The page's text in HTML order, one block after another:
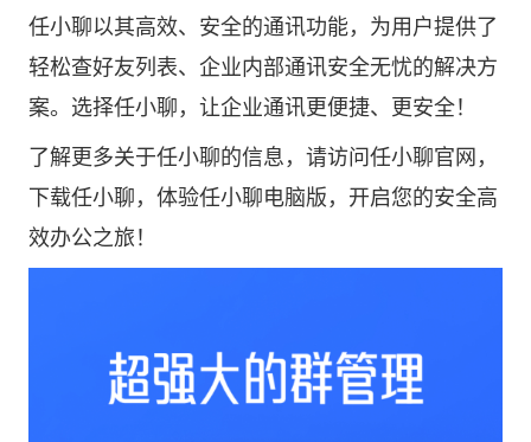
任小聊以其高效、安全的通讯功能，为用户提供了
轻松查好友列表、企业内部通讯安全无忧的解决方
案。选择任小聊，让企业通讯更便捷、更安全！
了解更多关于任小聊的信息，请访问 任小聊官网 ，
下载任小聊，体验任小聊电脑版，开启您的安全高
效办公之旅！